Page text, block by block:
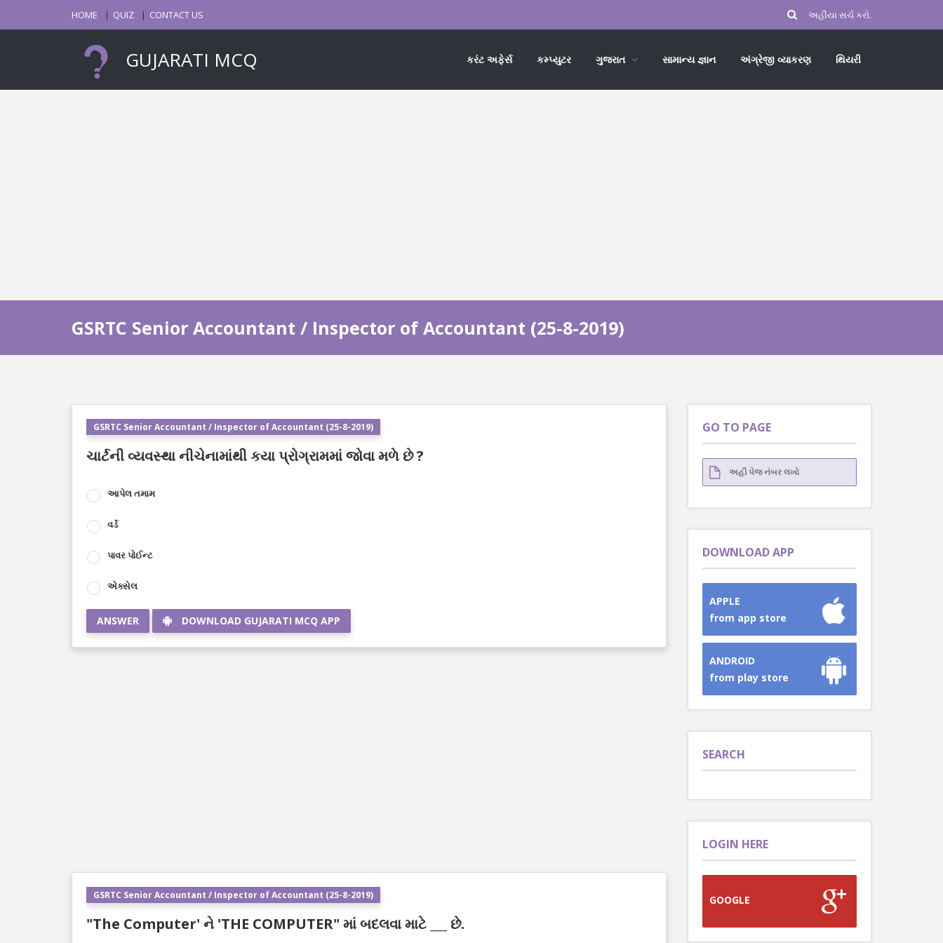
HOME QUIZ CONTACT US
GUJARATI MCQ કરંટ અફેર્સ કમ્પ્યુટર ગુજરાત સામાન્ય જ્ઞાન અંગ્રેજી વ્યાકરણ થિયરી
GSRTC Senior Accountant / Inspector of Accountant (25-8-2019)
GSRTC Senior Accountant / Inspector of Accountant (25-8-2019)
ચાર્ટની વ્યવસ્થા નીચેનામાંથી કયા પ્રોગ્રામમાં જોવા મળે છે ?
આપેલ તમામ
વર્ડ
પાવર પોઈન્ટ
એક્સેલ
ANSWER DOWNLOAD GUJARATI MCQ APP
GSRTC Senior Accountant / Inspector of Accountant (25-8-2019)
"The Computer' ને 'THE COMPUTER" માં બદલવા માટે ___ છે.
GO TO PAGE
DOWNLOAD APP
APPLE
from app store
ANDROID
from play store
SEARCH
LOGIN HERE
GOOGLE